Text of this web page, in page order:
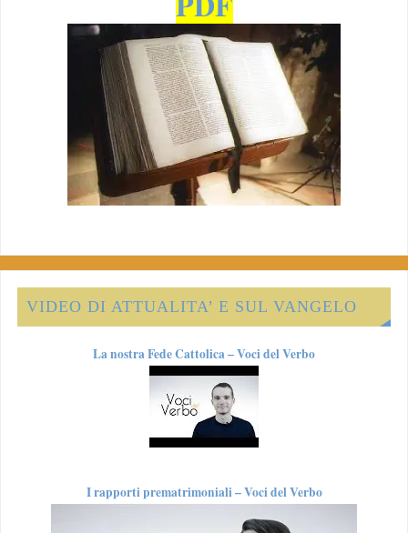
VIDEO DI ATTUALITA’ E SUL VANGELO
La nostra Fede Cattolica – Voci del Verbo
I rapporti prematrimoniali – Voci del Verbo